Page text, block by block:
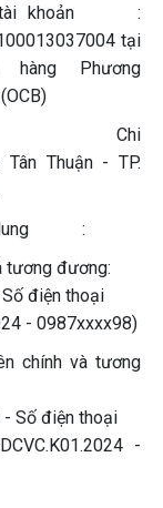
tài khoản :
tại
hàng Phương
Tân Thuận - TP.
dung :
tương đương:
điện thoại
- 0987xxxx98)
chính và tương
điện thoại
-